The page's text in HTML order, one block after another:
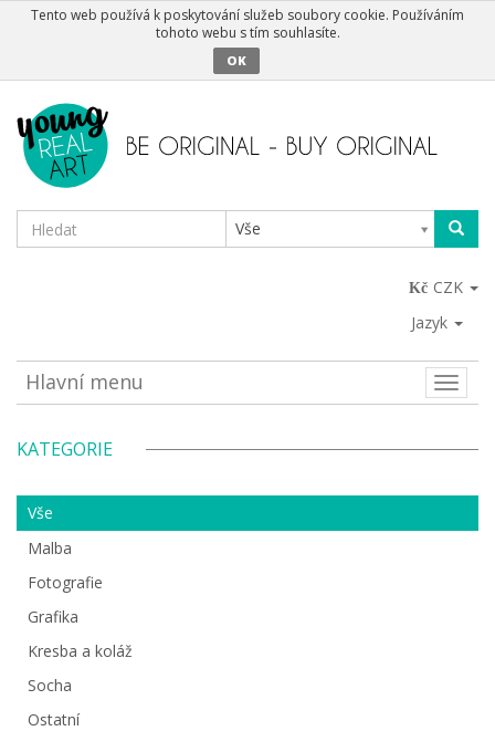
Tento web používá k poskytování služeb soubory cookie. Používáním
tohoto webu s tím souhlasíte.
OK
Vše
CZK
Jazyk
Toggle
Hlavní menu
KATEGORIE
Vše
Malba
Fotografie
Grafika
Kresba a koláž
Socha
Ostatní